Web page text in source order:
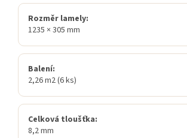
Rozměr lamely:
1235 × 305 mm
Balení:
2,26 m2 (6 ks)
Celková tloušťka:
8,2 mm